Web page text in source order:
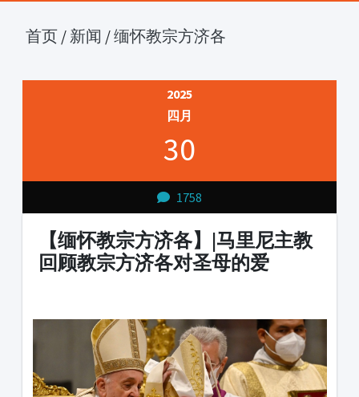
首页 / 新闻 /缅怀教宗方济各
2025
四月
30
1758
【缅怀教宗方济各】|马里尼主教
回顾教宗方济各对圣母的爱